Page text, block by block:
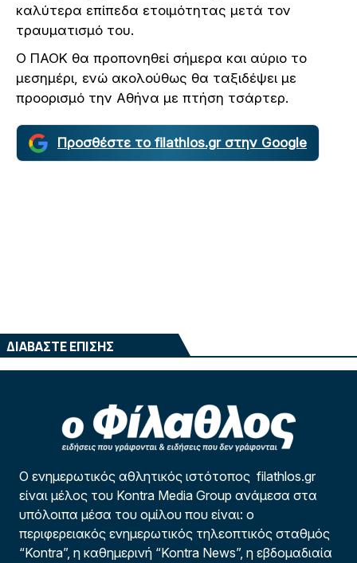
καλύτερα επίπεδα ετοιμότητας μετά τον
τραυματισμό του.
Ο ΠΑΟΚ θα προπονηθεί σήμερα και αύριο το
μεσημέρι, ενώ ακολούθως θα ταξιδέψει με
προορισμό την Αθήνα με πτήση τσάρτερ.
Προσθέστε το filathlos.gr στην Google
ΔΙΑΒΑΣΤΕ ΕΠΙΣΗΣ
Ο ενημερωτικός αθλητικός ιστότοπος filathlos.gr
είναι μέλος του Kontra Media Group ανάμεσα στα
υπόλοιπα μέσα του ομίλου που είναι: ο
περιφερειακός ενημερωτικός τηλεοπτικός σταθμός
“Kontra”, η καθημερινή “Kontra News”, η εβδομαδιαία